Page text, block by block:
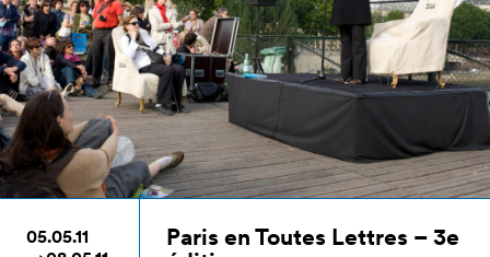
05.05.11
Paris en Toutes Lettres – 3e